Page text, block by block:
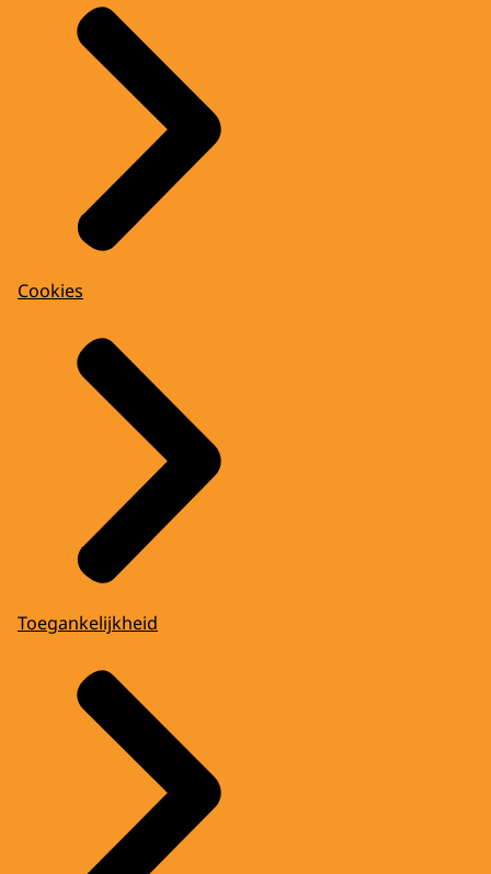
Cookies
Toegankelijkheid